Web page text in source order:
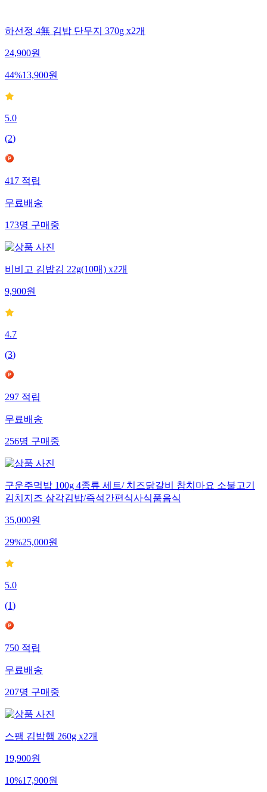
하선정 4無 김밥 단무지 370g x2개
24,900원
44%13,900원
5.0
(2)
417적립
무료배송
173명구매중
비비고 김밥김 22g(10매) x2개
9,900원
4.7
(3)
297적립
무료배송
256명구매중
구운주먹밥 100g 4종류 세트/ 치즈닭갈비 참치마요 소불고기
김치지즈 삼각김밥/즉석간편식사식품음식
35,000원
29%25,000원
5.0
(1)
750적립
무료배송
207명구매중
스팸 김밥햄 260g x2개
19,900원
10%17,900원